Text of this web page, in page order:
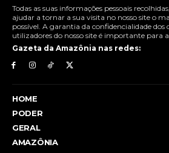
Todas as suas informações pessoais
ajudar a tornar a sua visita no nosso site o
possível. A garantia da confidencialidade dos
utilizadores do nosso site é importante para
Gazeta da Amazônia nas redes:
HOME
PODER
GERAL
AMAZÔNIA